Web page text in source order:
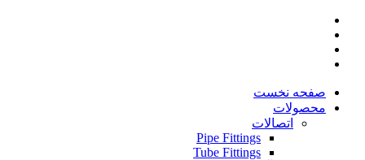
صفحه نخست
محصولات
اتصالات
Pipe Fittings
Tube Fittings